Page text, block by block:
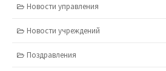
Новости управления
Новости учреждений
Поздравления